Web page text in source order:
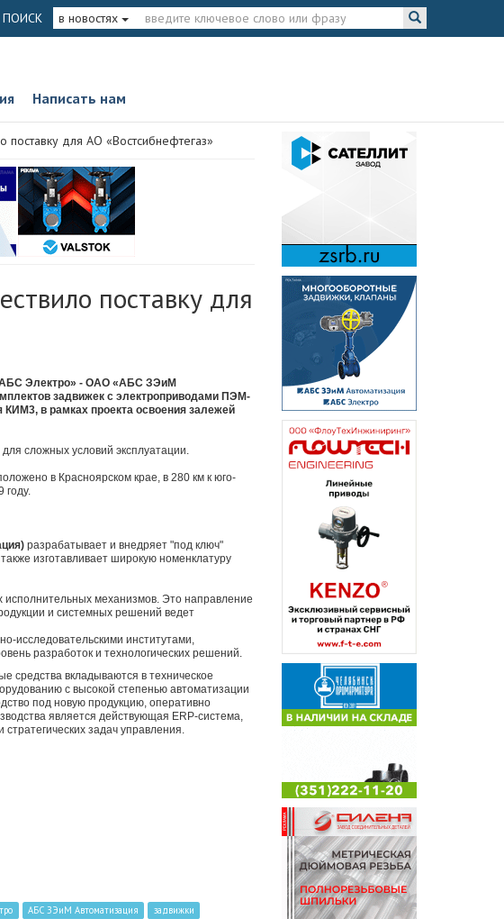
ПОИСК в новостях
Написать нам
для АО «Востсибнефтегаз»
поставку для
Электро» - ОАО «АБС ЗЭиМ
задвижек с электроприводами ПЭМ-
в рамках проекта освоения залежей
сложных условий эксплуатации.
в Красноярском крае, в 280 км к юго-
году.
разрабатывает и внедряет "под ключ"
изготавливает широкую номенклатуру
исполнительных механизмов. Это направление
и системных решений ведет
исследовательскими институтами,
разработок и технологических решений.
средства вкладываются в техническое
с высокой степенью автоматизации
под новую продукцию, оперативно
является действующая ERP-система,
задач управления.
АБС ЗЭиМ Автоматизация
задвижки